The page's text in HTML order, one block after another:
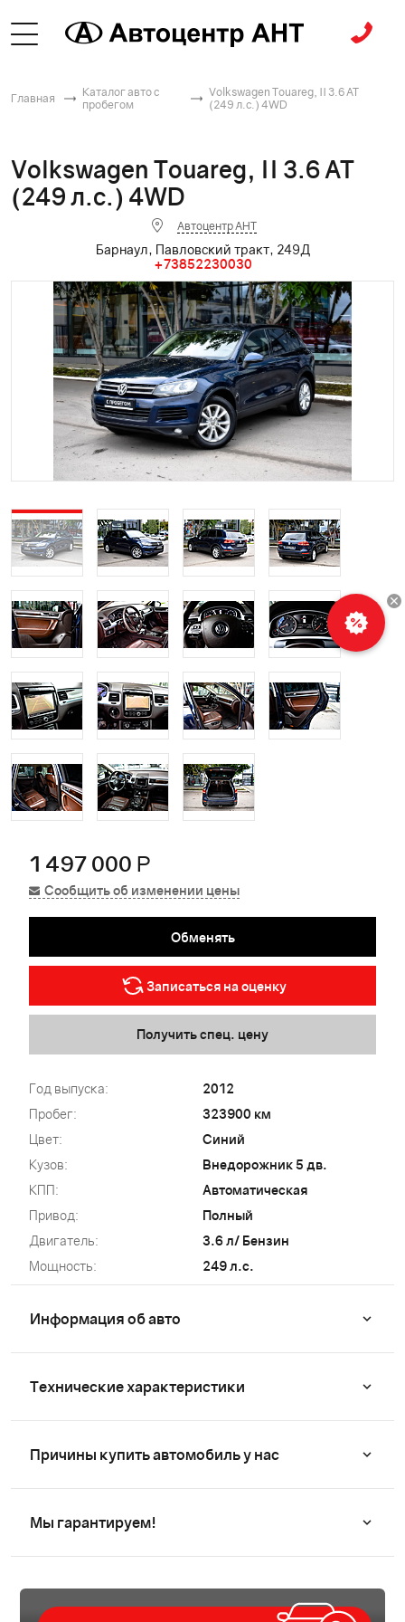
Главная
Каталог авто с
пробегом
Volkswagen Touareg, II 3.6 AT
(249 л.с.) 4WD
Volkswagen Touareg, II 3.6 AT
(249 л.с.) 4WD
Автоцентр АНТ
Барнаул, Павловский тракт, 249Д
+73852230030
1 497 000 Р
Сообщить об изменении цены
Обменять
Записаться на оценку
Получить спец. цену
Год выпуска:
2012
Пробег:
323900 км
Цвет:
Синий
Кузов:
Внедорожник 5 дв.
КПП:
Автоматическая
Привод:
Полный
Двигатель:
3.6 л/ Бензин
Мощность:
249 л.с.
Информация об авто
Технические характеристики
Причины купить автомобиль у нас
Мы гарантируем!